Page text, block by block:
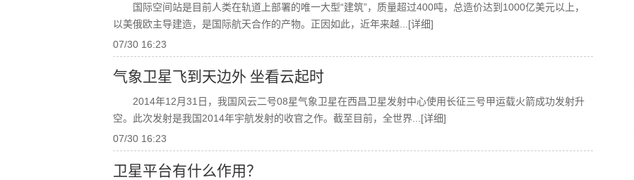
国际空间站是目前人类在轨道上部署的唯一大型“建筑”，质量超过400吨，总造价达到1000亿美元以上，
以美俄欧主导建造，是国际航天合作的产物。正因如此，近年来越 ...[详细]
07/30 16:23
气象卫星飞到天边外 坐看云起时
2014年12月31日，我国风云二号08星气象卫星在西昌卫星发射中心使用长征三号甲运载火箭成功发射升
空。此次发射是我国2014年宇航发射的收官之作。截至目前，全世界 ...[详细]
07/30 16:23
卫星平台有什么作用？